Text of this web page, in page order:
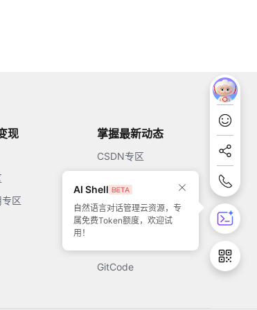
现
区
掌握最新动态
CSDN专区
51CTO
GitCode
AI Shell
自然语言对话管理云资源，专
属免费Token额度，欢迎试
用！